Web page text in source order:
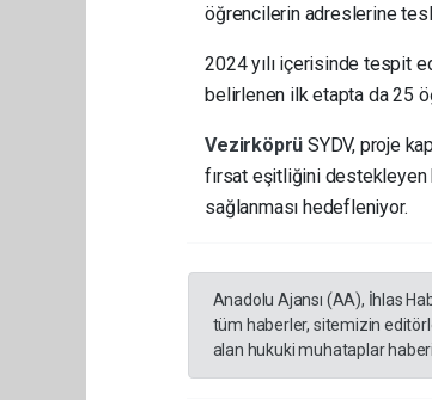
öğrencilerin adreslerine
2024 yılı içerisinde tespit
belirlenen ilk etapta da 25
Vezirköprü SYDV, proje
fırsat eşitliğini destekleyen
sağlanması hedefleniyor.
Anadolu Ajansı (AA), İhlas
tüm haberler, sitemizin
alan hukuki muhataplar